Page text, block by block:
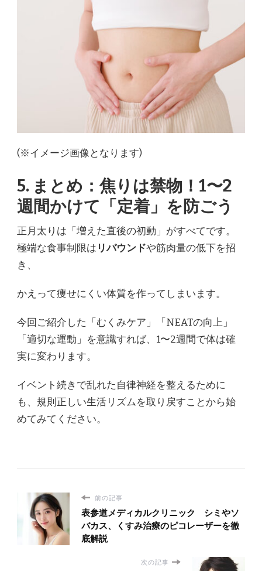
(※イメージ画像となります)
5. まとめ：焦りは禁物！1〜2
週間かけて「定着」を防ごう
正月太りは「増えた直後の初動」がすべてです。
極端な食事制限は リバウンドや筋肉量の低下を招
き、
かえって痩せにくい体質を作ってしまいます。
今回ご紹介した「むくみケア」「NEATの向上」
「適切な運動」を意識すれば、1〜2週間で体は確
実に変わります。
イベント続きで乱れた自律神経を整えるために
も、規則正しい生活リズムを取り戻すことから始
めてみてください。
前の記事
表参道メディカルクリニック シミやソ
バカス、くすみ治療のピコレーザーを徹
底解説
次の記事